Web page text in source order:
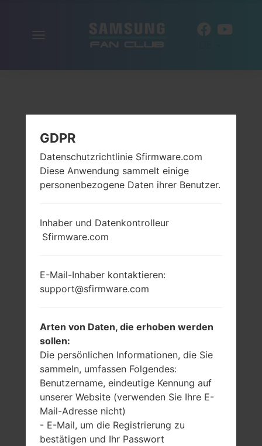
GDPR
Datenschutzrichtlinie Sfirmware.com
Diese Anwendung sammelt einige
personenbezogene Daten ihrer Benutzer.
Inhaber und Datenkontrolleur
Sfirmware.com
E-Mail-Inhaber kontaktieren:
support@sfirmware.com
Arten von Daten, die erhoben werden
sollen:
Die persönlichen Informationen, die Sie
sammeln, umfassen Folgendes:
Benutzername, eindeutige Kennung auf
unserer Website (verwenden Sie Ihre E-
Mail-Adresse nicht)
- E-Mail, um die Registrierung zu
bestätigen und Ihr Passwort